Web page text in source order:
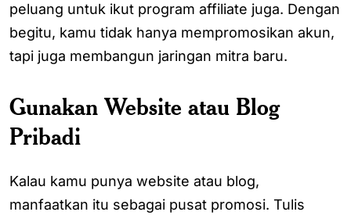
peluang untuk ikut program affiliate juga. Dengan
begitu, kamu tidak hanya mempromosikan akun,
tapi juga membangun jaringan mitra baru.
Gunakan Website atau Blog
Pribadi
Kalau kamu punya website atau blog,
manfaatkan itu sebagai pusat promosi. Tulis